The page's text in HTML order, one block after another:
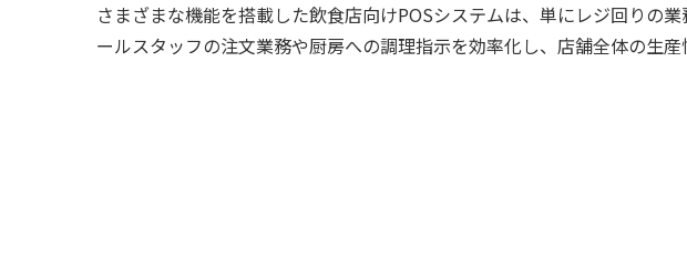
さまざまな機能を搭載した飲食店向けPOSシステムは、単にレジ回りの
ールスタッフの注文業務や厨房への調理指示を効率化し、店舗全体の生産